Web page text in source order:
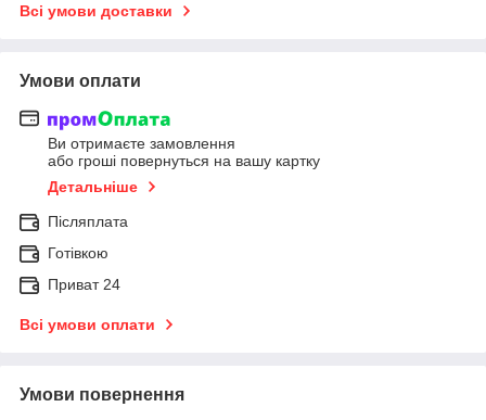
Всі умови доставки
Умови оплати
Ви отримаєте замовлення
або гроші повернуться на вашу картку
Детальніше
Післяплата
Готівкою
Приват 24
Всі умови оплати
Умови повернення